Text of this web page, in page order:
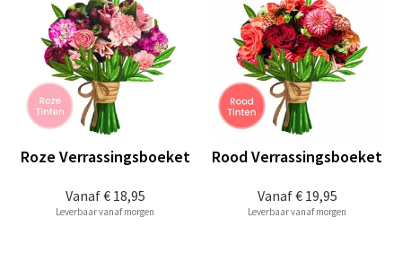
Vanaf€ 18,95
Roze Verrassingsboeket
Leverbaar vanaf morgen
Vanaf€ 19,95
Rood Verrassingsboeket
Leverbaar vanaf morgen